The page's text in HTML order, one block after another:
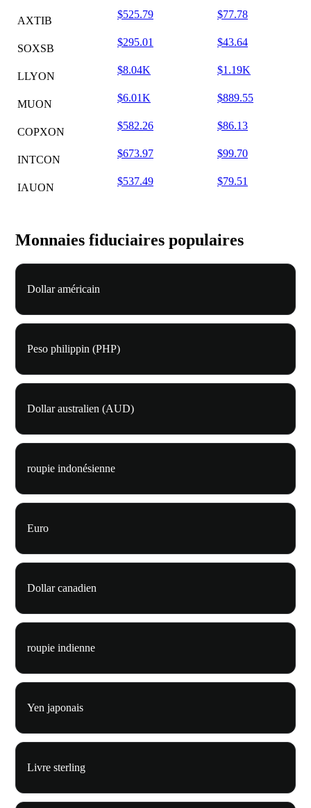
AXTIB
$525.79 $77.78
SOXSB
$295.01 $43.64
LLYON
$8.04K $1.19K
MUON
$6.01K $889.55
COPXON
$582.26 $86.13
INTCON
$673.97 $99.70
IAUON
$537.49 $79.51
Monnaies fiduciaires populaires
Dollar américain
Peso philippin (PHP)
Dollar australien (AUD)
roupie indonésienne
Euro
Dollar canadien
roupie indienne
Yen japonais
Livre sterling